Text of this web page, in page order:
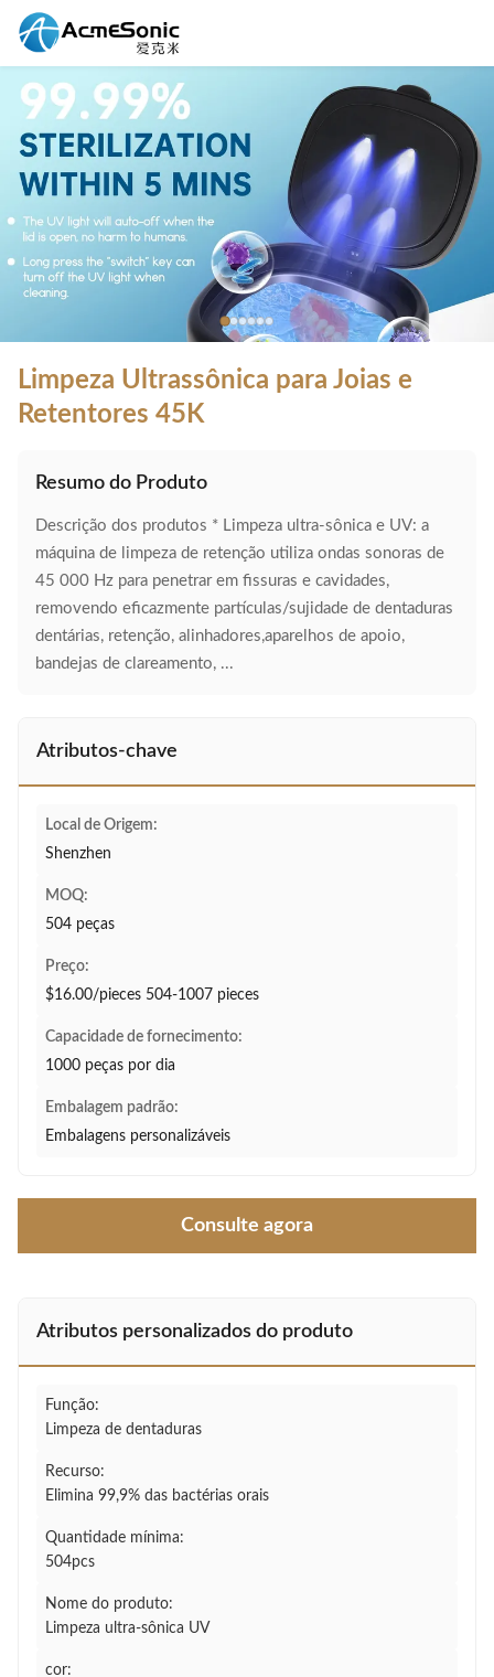
Limpeza Ultrassônica para Joias e
Retentores 45K
Resumo do Produto
Descrição dos produtos * Limpeza ultra-sônica e UV: a
máquina de limpeza de retenção utiliza ondas sonoras de
45 000 Hz para penetrar em fissuras e cavidades,
removendo eficazmente partículas/sujidade de dentaduras
dentárias, retenção, alinhadores,aparelhos de apoio,
bandejas de clareamento, ...
Atributos-chave
Local de Origem:
Shenzhen
MOQ:
504 peças
Preço:
$16.00/pieces 504-1007 pieces
Capacidade de fornecimento:
1000 peças por dia
Embalagem padrão:
Embalagens personalizáveis
Consulte agora
Atributos personalizados do produto
Função:
Limpeza de dentaduras
Recurso:
Elimina 99,9% das bactérias orais
Quantidade mínima:
504pcs
Nome do produto:
Limpeza ultra-sônica UV
cor: